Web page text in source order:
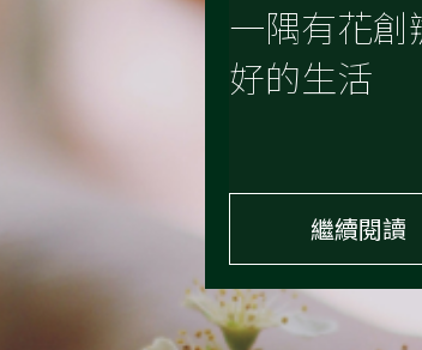
一隅有花
好的生活
繼續閱讀